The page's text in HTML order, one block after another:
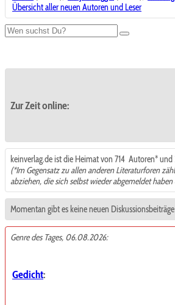
Übersicht aller neuen Autoren und Leser
Zur Zeit online:
keinverlag.de ist die Heimat von 714 Autoren* und
(*Im Gegensatz zu allen anderen Literaturforen
abziehen, die sich selbst wieder abgemeldet
Momentan gibt es keine neuen
Genre des Tages, 06.08.2026:
Gedicht: